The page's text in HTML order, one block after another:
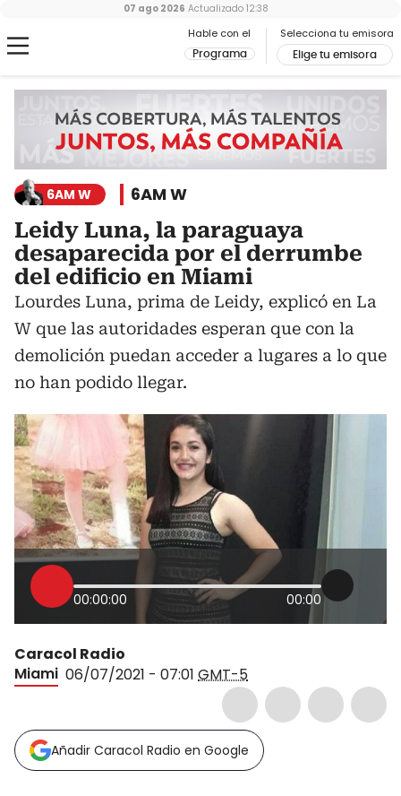
Hable con el
Programa
Selecciona tu emisora
Elige tu emisora
07 ago 2026 Actualizado 12:38
6AM W 6AM W
Leidy Luna, la paraguaya
desaparecida por el derrumbe
del edificio en Miami
Lourdes Luna, prima de Leidy, explicó en La
W que las autoridades esperan que con la
demolición puedan acceder a lugares a lo que
no han podido llegar.
00:00:00 00:00
Caracol Radio
Miami 06/07/2021 - 07:01 GMT-5
Añadir Caracol Radio en Google